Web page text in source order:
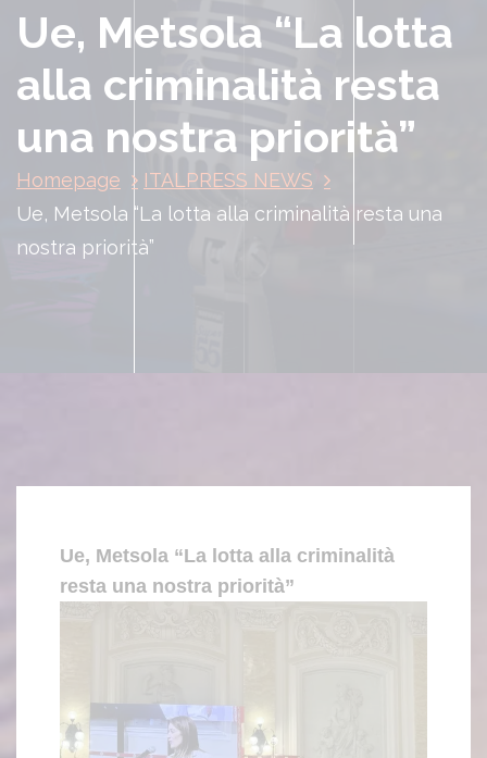
Ue, Metsola “La lotta
alla criminalità resta
una nostra priorità”
Homepage
ITALPRESS NEWS
Ue, Metsola “La lotta alla criminalità resta una
nostra priorità”
Ue, Metsola “La lotta alla criminalità
resta una nostra priorità”